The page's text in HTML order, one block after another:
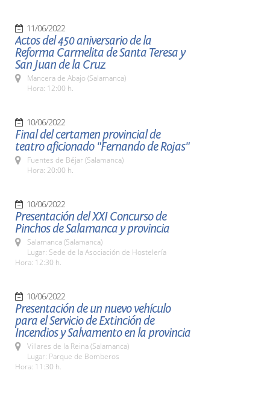
11/06/2022
Actos del 450 aniversario de la
Reforma Carmelita de Santa Teresa y
San Juan de la Cruz
Mancera de Abajo (Salamanca)
Hora: 12:00 h.
10/06/2022
Final del certamen provincial de
teatro aficionado "Fernando de Rojas"
Fuentes de Béjar (Salamanca)
Hora: 20:00 h.
10/06/2022
Presentación del XXI Concurso de
Pinchos de Salamanca y provincia
Salamanca (Salamanca)
Lugar: Sede de la Asociación de Hostelería
Hora: 12:30 h.
10/06/2022
Presentación de un nuevo vehículo
para el Servicio de Extinción de
Incendios y Salvamento en la provincia
Villares de la Reina (Salamanca)
Lugar: Parque de Bomberos
Hora: 11:30 h.